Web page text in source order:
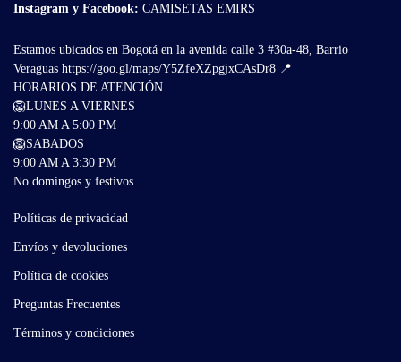
Instagram y Facebook: CAMISETAS EMIRS
Estamos ubicados en Bogotá en la avenida calle 3 #30a-48, Barrio
Veraguas https://goo.gl/maps/Y5ZfeXZpgjxCAsDr8 📍
HORARIOS DE ATENCIÓN
🦁LUNES A VIERNES
9:00 AM A 5:00 PM
🦁SABADOS
9:00 AM A 3:30 PM
No domingos y festivos
Políticas de privacidad
Envíos y devoluciones
Política de cookies
Preguntas Frecuentes
Términos y condiciones